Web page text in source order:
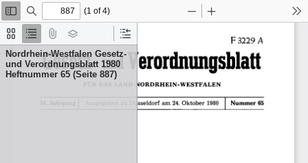
Thumbnails
Document
Outline
Attachments
Layers
Current
Item
Nordrhein-Westfalen Gesetz-
und Verordnungsblatt 1980
Heftnummer 65 (Seite 887)
Toggle
Sidebar
Find
(1 of 4)
Zoom